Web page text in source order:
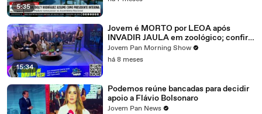
5:35
15:34
Jovem é MORTO por LEOA após
INVADIR JAULA em zoológico; confira
debate
Jovem Pan Morning Show
há 8 meses
Podemos reúne bancadas para decidir
apoio a Flávio Bolsonaro
Jovem Pan News